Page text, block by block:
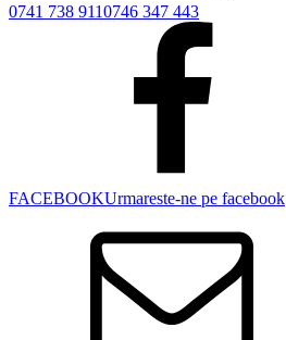
0741 738 9110746 347 443
FACEBOOKUrmareste-ne pe facebook